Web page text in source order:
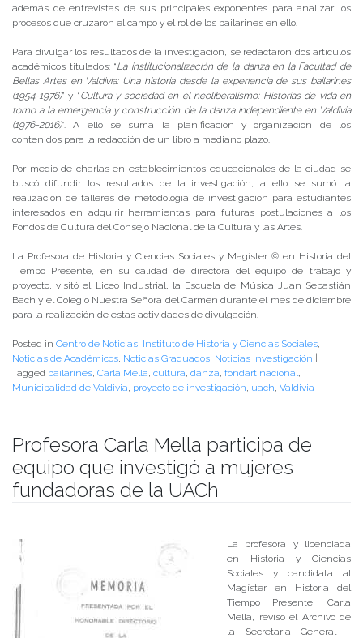
además de entrevistas ​de sus​ principales exponentes para analizar los
procesos que cruzaron el campo y el rol de los bailarines en ello.
Para divulgar los resultados de la investigación, se redactaron dos artículos
académicos titulados: “La institucionalización de la danza en la Facultad de
Bellas Artes en Valdivia: Una historia desde la experiencia de sus bailarines
(1954-1976)” y “Cultura y sociedad en el neoliberalismo: Historias de vida en
torno a la emergencia y construcción de la danza independiente en Valdivia
(1976-2016)”. A ello se suma la planificación y organización de los
contenidos para la redacción de un libro a mediano plazo.
Por medio de charlas en establecimientos educacionales de la ciudad se
buscó difundir los resultados de la investigación, a ello se sumó la
realización de talleres de metodología de investigación para estudiantes
interesados en adquirir herramientas para futuras postulaciones a los
Fondos de Cultura del Consejo Nacional de la Cultura y las Artes.
La Profesora de Historia y Ciencias Sociales y Magíster © en Historia del
Tiempo Presente, en su calidad de directora del equipo de trabajo y
proyecto, visitó el Liceo Industrial, la Escuela de Música Juan Sebastián
Bach y el Colegio Nuestra Señora del Carmen durante el mes de diciembre
para la realización de estas actividades de divulgación.
Posted in Centro de Noticias Instituto de Historia y Ciencias Sociales
Noticias de Académicos Noticias Graduados Noticias Investigación |
Tagged bailarines Carla Mella cultura danza fondart nacional
Municipalidad de Valdivia proyecto de investigación uach Valdivia
Profesora Carla Mella participa de
equipo que investigó a mujeres
fundadoras de la UACh
La profesora y licenciada
en Historia y Ciencias
Sociales y candidata al
Magíster en Historia del
Tiempo Presente, Carla
Mella, revisó el Archivo de
la Secretaria General -